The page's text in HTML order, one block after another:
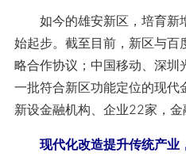
如今的雄安新区，培育新
始起步。截至目前，新区与百
略合作协议；中国移动、深圳
一批符合新区功能定位的现
新设金融机构、企业22家，金
现代化改造提升传统产业